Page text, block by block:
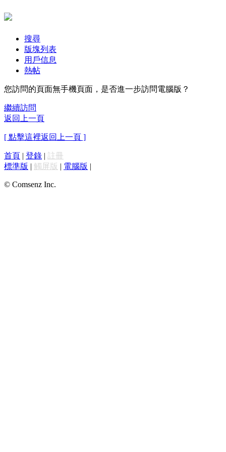
搜尋
版塊列表
用戶信息
熱帖
您訪問的頁面無手機頁面，是否進一步訪問電腦版？
繼續訪問
返回上一頁
[ 點擊這裡返回上一頁 ]
首頁 | 登錄 | 註冊
標準版 | 觸屏版 | 電腦版 |
© Comsenz Inc.